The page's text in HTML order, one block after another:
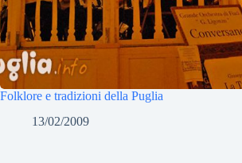
Folklore e tradizioni della Puglia
13/02/2009